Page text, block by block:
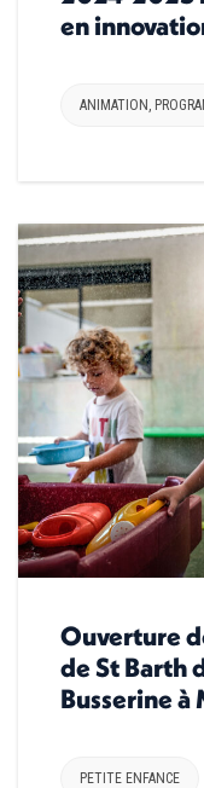
en
ANIMATION ,
Ouverture
de St Barth
Busserine à
PETITE ENFANCE